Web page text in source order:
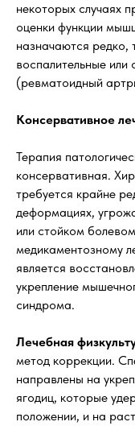
некоторых случаях
оценки функции
назначаются редко,
воспалительные
(ревматоидный
Консервативное
Терапия
консервативная.
требуется крайне
деформациях,
или стойком
медикаментозному
является
укрепление
синдрома.
Лечебная
метод коррекции.
направлены на
ягодиц, которые
положении, и на